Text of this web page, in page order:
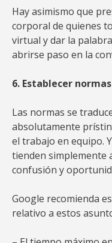
Hay asimismo que
corporal de quienes
virtual y dar la
abrirse paso en la
6. Establecer
Las normas se
absolutamente
el trabajo en equipo.
tienden simplemente
confusión y
Google recomienda
relativo a estos